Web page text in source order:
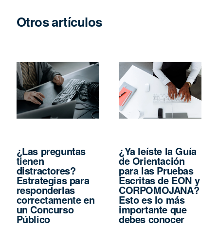
Otros artículos
¿Las preguntas
tienen
distractores?
Estrategias para
responderlas
correctamente en
un Concurso
Público
¿Ya leíste la Guía
de Orientación
para las Pruebas
Escritas de EON y
CORPOMOJANA?
Esto es lo más
importante que
debes conocer